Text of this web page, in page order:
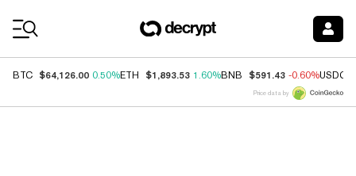
BTC $64,126.00 0.50%ETH $1,893.53 1.60%BNB $591.43 -0.60%USDC
Price data by